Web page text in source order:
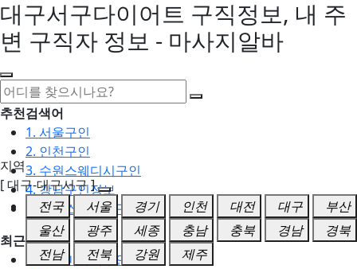
대구서구다이어트 구직정보, 내 주
변 구직자 정보 - 마사지알바
추천검색어
1. 서울구인
2. 인천구인
3. 수원스웨디시구인
4. 강남구인정보
5. 동탄스웨디시구인
최근검색어
1. 일산마사지구인
지역
[ 대구-대구서구 ]
전국
서울 경기 인천 대전 대구
부산
울산
광주 세종 충남 충북 경남
경북
전남
전북 강원
제주